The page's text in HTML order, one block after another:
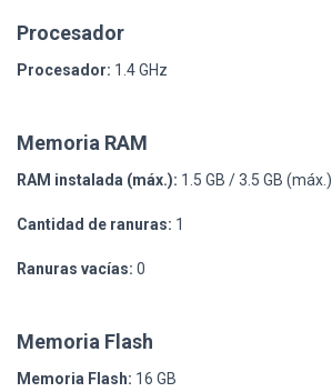
Procesador
Procesador: 1.4 GHz
Memoria RAM
RAM instalada (máx.): 1.5 GB / 3.5 GB (máx.)
Cantidad de ranuras: 1
Ranuras vacías: 0
Memoria Flash
Memoria Flash: 16 GB